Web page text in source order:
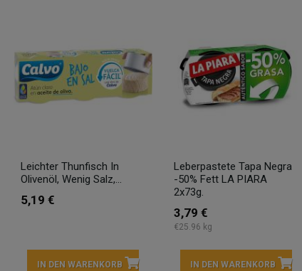
Leichter Thunfisch In
Olivenöl, Wenig Salz,...
5,19 €
IN DEN WARENKORB
Leberpastete Tapa Negra
-50% Fett LA PIARA
2x73g.
3,79 €
€25.96 kg
IN DEN WARENKORB